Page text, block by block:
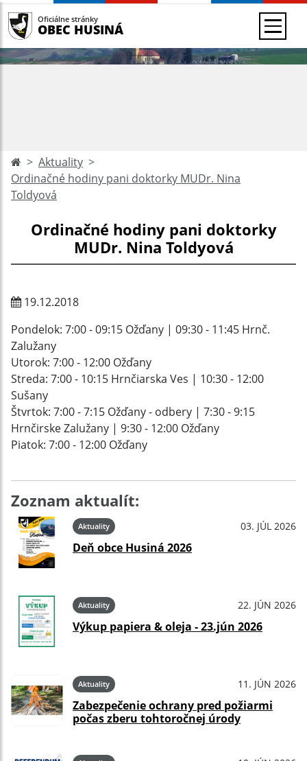
Oficiálne stránky
OBEC HUSINÁ
Aktuality
Ordinačné hodiny pani doktorky MUDr. Nina
Toldyová
Ordinačné hodiny pani doktorky
MUDr. Nina Toldyová
19.12.2018
Pondelok: 7:00 - 09:15 Ožďany | 09:30 - 11:45 Hrnč.
Zalužany
Utorok: 7:00 - 12:00 Ožďany
Streda: 7:00 - 10:15 Hrnčiarska Ves | 10:30 - 12:00
Sušany
Štvrtok: 7:00 - 7:15 Ožďany - odbery | 7:30 - 9:15
Hrnčirske Zalužany | 9:30 - 12:00 Ožďany
Piatok: 7:00 - 12:00 Ožďany
Zoznam aktualít:
Aktuality 03. JÚL 2026
Deň obce Husiná 2026
Aktuality 22. JÚN 2026
Výkup papiera & oleja - 23.jún 2026
Aktuality 11. JÚN 2026
Zabezpečenie ochrany pred požiarmi
počas zberu tohtoročnej úrody